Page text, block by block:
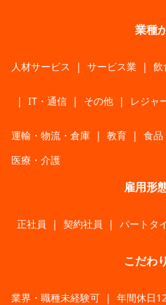
業種
人材サービス | サービス業 | 飲
| IT・通信 | その他 | レジャ
運輸・物流・倉庫 | 教育 | 食品
医療・介護
雇用形
正社員 | 契約社員 | パートタ
こだわ
業界・職種未経験可 | 年間休日